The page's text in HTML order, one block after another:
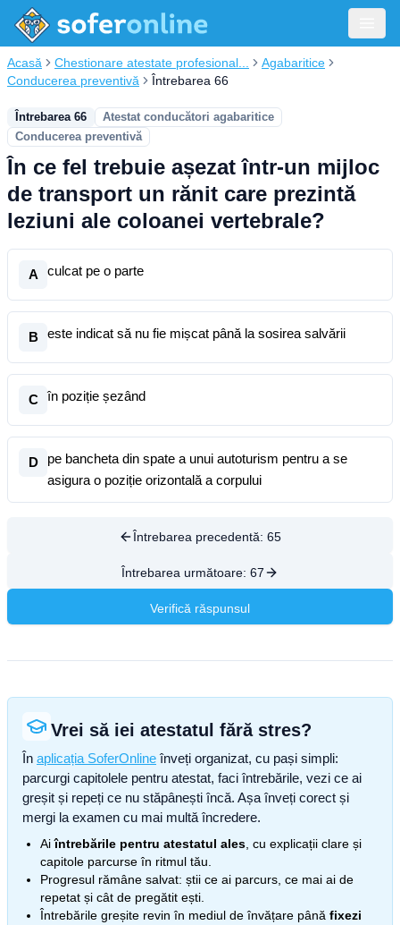
Acasă Chestionare atestate profesional...
Agabaritice
Conducerea preventivă
Întrebarea 66
Întrebarea 66
Atestat conducători agabaritice
Conducerea preventivă
În ce fel trebuie așezat într-un mijloc
de transport un rănit care prezintă
leziuni ale coloanei vertebrale?
A culcat pe o parte
B este indicat să nu fie mișcat până la sosirea salvării
C în poziție șezând
D
pe bancheta din spate a unui autoturism pentru a se
asigura o poziție orizontală a corpului
Întrebarea precedentă: 65
Întrebarea următoare: 67
Verifică răspunsul
Vrei să iei atestatul fără stres?
În aplicația SoferOnline înveți organizat, cu pași simpli:
parcurgi capitolele pentru atestat, faci întrebările, vezi ce ai
greșit și repeți ce nu stăpânești încă. Așa înveți corect și
mergi la examen cu mai multă încredere.
Aiîntrebările pentru atestatul ales , cu explicații clare și
capitole parcurse în ritmul tău.
Progresul rămâne salvat: știi ce ai parcurs, ce mai ai de
repetat și cât de pregătit ești.
Întrebările greșite revin în mediul de învățare până fixezi